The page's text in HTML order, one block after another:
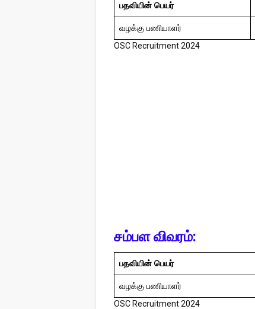
பதவியின் பெயர்
வழக்கு பணியாளர்
OSC Recruitment 2024
சம்பள விவரம்:
பதவியின் பெயர்
வழக்கு பணியாளர்
OSC Recruitment 2024